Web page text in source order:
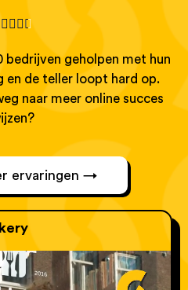
   
bedrijven geholpen met hun
en de teller loopt hard op.
naar meer online succes
ervaringen →